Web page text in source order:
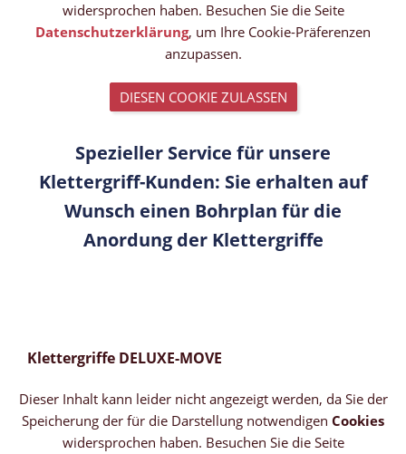
widersprochen haben. Besuchen Sie die Seite
Datenschutzerklärung, um Ihre Cookie-Präferenzen
anzupassen.
DIESEN COOKIE ZULASSEN
Spezieller Service für unsere
Klettergriff-Kunden: Sie erhalten auf
Wunsch einen Bohrplan für die
Anordung der Klettergriffe
Klettergriffe DELUXE-MOVE
Dieser Inhalt kann leider nicht angezeigt werden, da Sie der
Speicherung der für die Darstellung notwendigen Cookies
widersprochen haben. Besuchen Sie die Seite